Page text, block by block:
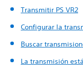
Transmitir PS VR2
Configurar la
Buscar
La transmisión